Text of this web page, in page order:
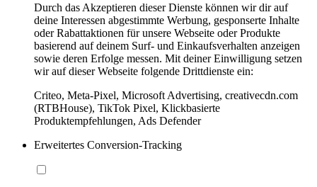
Durch das Akzeptieren dieser Dienste können wir dir auf
deine Interessen abgestimmte Werbung, gesponserte Inhalte
oder Rabattaktionen für unsere Webseite oder Produkte
basierend auf deinem Surf- und Einkaufsverhalten anzeigen
sowie deren Erfolge messen. Mit deiner Einwilligung setzen
wir auf dieser Webseite folgende Drittdienste ein:
Criteo, Meta-Pixel, Microsoft Advertising, creativecdn.com
(RTBHouse), TikTok Pixel, Klickbasierte
Produktempfehlungen, Ads Defender
Erweitertes Conversion-Tracking